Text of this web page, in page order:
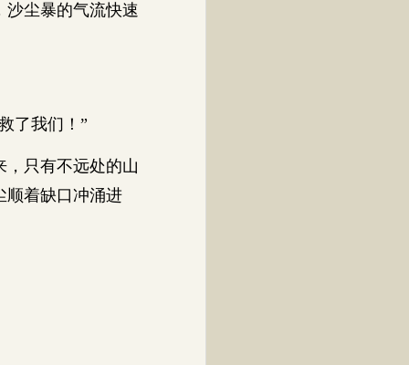
尘暴的气流快速
了我们！”
只有不远处的山
顺着缺口冲涌进